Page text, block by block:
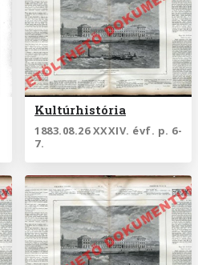
Kultúrhistória
1883.08.26 XXXIV. évf. p. 6-
7.